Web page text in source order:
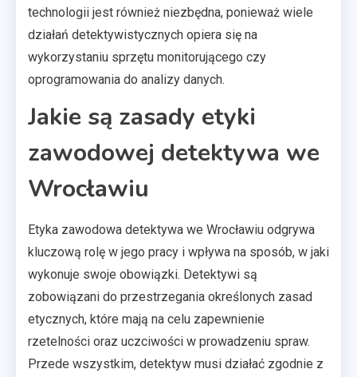
technologii jest również niezbędna, ponieważ wiele
działań detektywistycznych opiera się na
wykorzystaniu sprzętu monitorującego czy
oprogramowania do analizy danych.
Jakie są zasady etyki
zawodowej detektywa we
Wrocławiu
Etyka zawodowa detektywa we Wrocławiu odgrywa
kluczową rolę w jego pracy i wpływa na sposób, w jaki
wykonuje swoje obowiązki. Detektywi są
zobowiązani do przestrzegania określonych zasad
etycznych, które mają na celu zapewnienie
rzetelności oraz uczciwości w prowadzeniu spraw.
Przede wszystkim, detektyw musi działać zgodnie z